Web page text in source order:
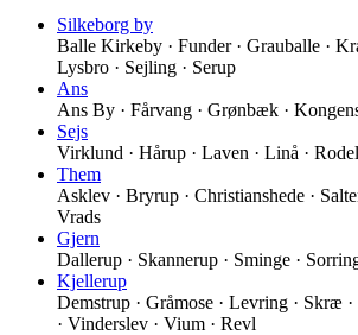
Silkeborg by
Balle Kirkeby · Funder · Grauballe ·
Lysbro · Sejling · Serup
Ans
Ans By · Fårvang · Grønbæk ·
Sejs
Virklund · Hårup · Laven · Linå ·
Them
Asklev · Bryrup · Christianshede ·
Vrads
Gjern
Dallerup · Skannerup · Sminge ·
Kjellerup
Demstrup · Gråmose · Levring · Skræ
· Vinderslev · Vium · Revl